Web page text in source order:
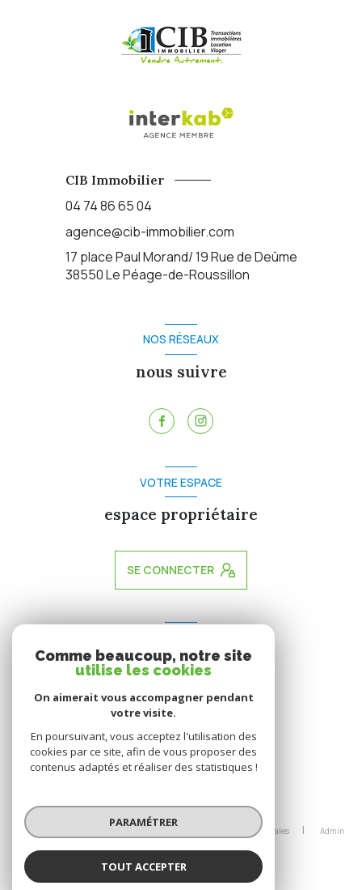
CIB Immobilier
04 74 86 65 04
agence@cib-immobilier.com
17 place Paul Morand/ 19 Rue de Deûme
38550Le Péage-de-Roussillon
NOS RÉSEAUX
nous suivre
VOTRE ESPACE
espace propriétaire
SE CONNECTER
nous adhérons
© 2026 | Tous droits réservés
Mentions légales
Admin
Comme beaucoup, notre site
utilise les cookies
On aimerait vous accompagner pendant
votre visite.
En poursuivant, vous acceptez l'utilisation des
cookies par ce site, afin de vous proposer des
contenus adaptés et réaliser des statistiques !
PARAMÉTRER
TOUT ACCEPTER